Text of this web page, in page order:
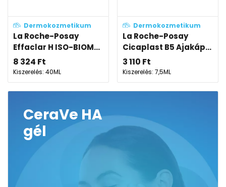
Dermokozmetikum
La Roche-Posay
Effaclar H ISO-BIOM...
8 324 Ft
Kiszerelés: 40ML
Dermokozmetikum
La Roche-Posay
Cicaplast B5 Ajakáp...
3 110 Ft
Kiszerelés: 7,5ML
CeraVe HA
gél